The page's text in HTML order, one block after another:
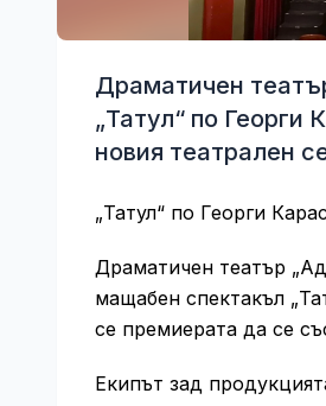
Драматичен
„Татул“ по Георги
новия театрален
„Татул“ по Георги
Драматичен театър
мащабен спектакъл
се премиерата да се
Екипът зад